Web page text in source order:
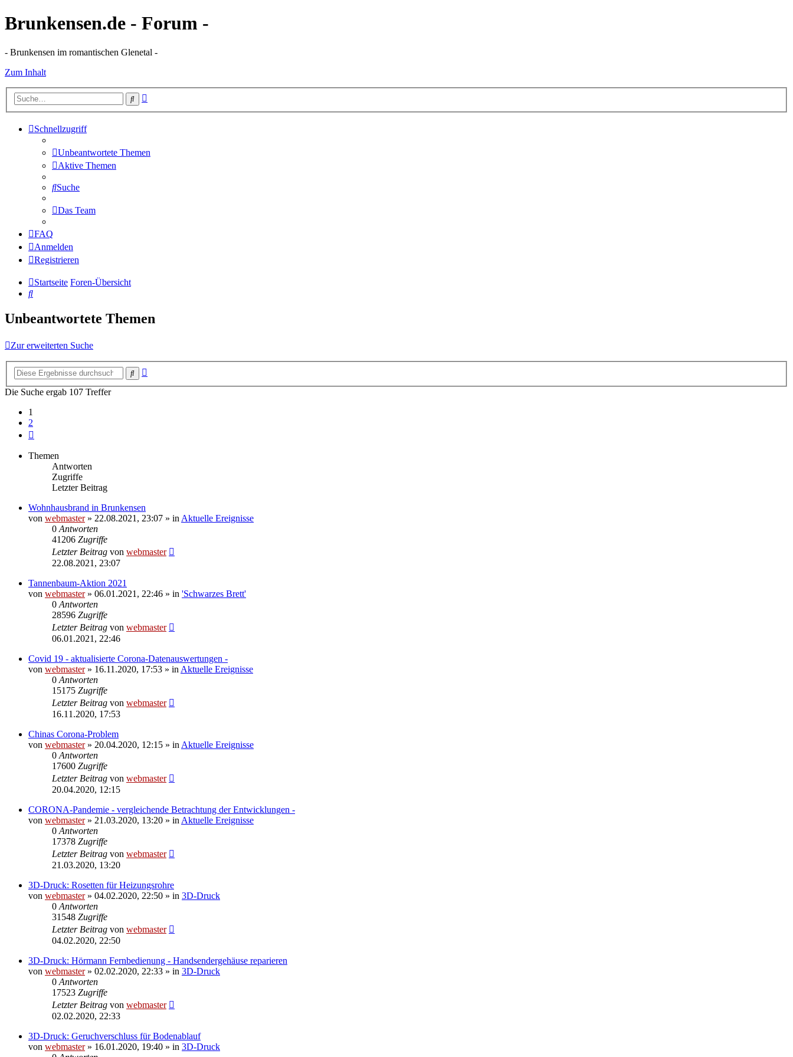
Brunkensen.de - Forum -
- Brunkensen im romantischen Glenetal -
Zum Inhalt
Suche
Schnellzugriff
Unbeantwortete Themen
Aktive Themen
Suche
Das Team
FAQ
Anmelden
Registrieren
Startseite Foren-Übersicht
Suche
Unbeantwortete Themen
Zur erweiterten Suche
Suche
Die Suche ergab 107 Treffer
1
2
Themen
Antworten
Zugriffe
Letzter Beitrag
Wohnhausbrand in Brunkensen
von webmaster» 22.08.2021, 23:07 » in Aktuelle Ereignisse
0 Antworten
41206 Zugriffe
Letzter Beitrag von webmaster
22.08.2021, 23:07
Tannenbaum-Aktion 2021
von webmaster» 06.01.2021, 22:46 » in 'Schwarzes Brett'
0 Antworten
28596 Zugriffe
Letzter Beitrag von webmaster
06.01.2021, 22:46
Covid 19 - aktualisierte Corona-Datenauswertungen -
von webmaster» 16.11.2020, 17:53 » in Aktuelle Ereignisse
0 Antworten
15175 Zugriffe
Letzter Beitrag von webmaster
16.11.2020, 17:53
Chinas Corona-Problem
von webmaster» 20.04.2020, 12:15 » in Aktuelle Ereignisse
0 Antworten
17600 Zugriffe
Letzter Beitrag von webmaster
20.04.2020, 12:15
CORONA-Pandemie - vergleichende Betrachtung der Entwicklungen -
von webmaster» 21.03.2020, 13:20 » in Aktuelle Ereignisse
0 Antworten
17378 Zugriffe
Letzter Beitrag von webmaster
21.03.2020, 13:20
3D-Druck: Rosetten für Heizungsrohre
von webmaster» 04.02.2020, 22:50 » in 3D-Druck
0 Antworten
31548 Zugriffe
Letzter Beitrag von webmaster
04.02.2020, 22:50
3D-Druck: Hörmann Fernbedienung - Handsendergehäuse reparieren
von webmaster» 02.02.2020, 22:33 » in 3D-Druck
0 Antworten
17523 Zugriffe
Letzter Beitrag von webmaster
02.02.2020, 22:33
3D-Druck: Geruchverschluss für Bodenablauf
von webmaster» 16.01.2020, 19:40 » in 3D-Druck